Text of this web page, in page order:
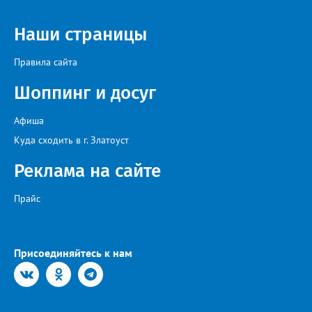
Наши страницы
Правила сайта
Шоппинг и досуг
Афиша
Куда сходить в г. Златоуст
Реклама на сайте
Прайс
Присоединяйтесь к нам